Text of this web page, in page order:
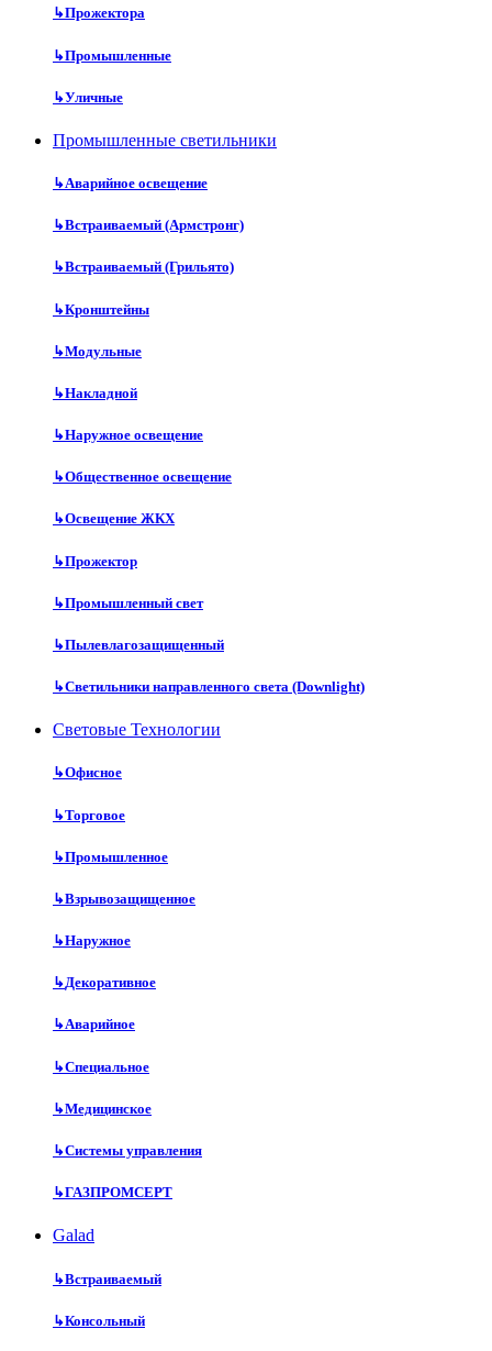
↳Прожектора
↳Промышленные
↳Уличные
Промышленные светильники
↳Аварийное освещение
↳Встраиваемый (Армстронг)
↳Встраиваемый (Грильято)
↳Кронштейны
↳Модульные
↳Накладной
↳Наружное освещение
↳Общественное освещение
↳Освещение ЖКХ
↳Прожектор
↳Промышленный свет
↳Пылевлагозащищенный
↳Светильники направленного света (Downlight)
Световые Технологии
↳Офисное
↳Торговое
↳Промышленное
↳Взрывозащищенное
↳Наружное
↳Декоративное
↳Аварийное
↳Специальное
↳Медицинское
↳Системы управления
↳ГАЗПРОМСЕРТ
Galad
↳Встраиваемый
↳Консольный